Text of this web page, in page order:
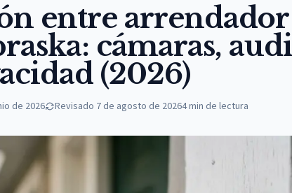
entre
cámaras,
(2026)
de 2026 Revisado 7 de agosto de 20264min de lectura